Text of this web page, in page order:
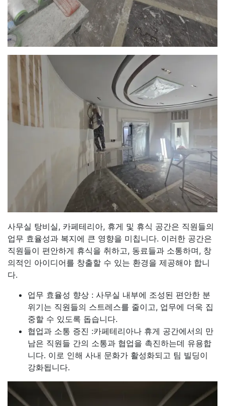
사무실 탕비실, 카페테리아, 휴게 및 휴식 공간은 직원들의
업무 효율성과 복지에 큰 영향을 미칩니다. 이러한 공간은
직원들이 편안하게 휴식을 취하고, 동료들과 소통하며, 창
의적인 아이디어를 창출할 수 있는 환경을 제공해야 합니
다.
업무 효율성 향상 : 사무실 내부에 조성된 편안한 분
위기는 직원들의 스트레스를 줄이고, 업무에 더욱 집
중할 수 있도록 돕습니다.
협업과 소통 증진 :카페테리아나 휴게 공간에서의 만
남은 직원들 간의 소통과 협업을 촉진하는데 유용합
니다. 이로 인해 사내 문화가 활성화되고 팀 빌딩이
강화됩니다.